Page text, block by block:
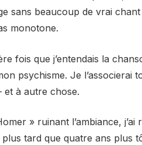
sans beaucoup de vrai
monotone.
fois que j’entendais la
psychisme. Je l’associerai
et à autre chose.
» ruinant l’ambiance,
tard que quatre ans plus